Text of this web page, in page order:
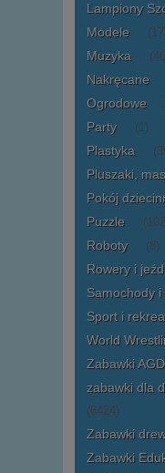
Lampiony
Modele
Muzyka
Nakręcane
Ogrodowe
Party (1)
Plastyka
Pluszaki,
Pokój
Puzzle
Roboty (8)
Rowery i
Samochody
Sport i
World
Zabawki
zabawki dla
(6424)
Zabawki
Zabawki